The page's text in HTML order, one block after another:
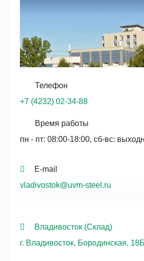
Телефон
+7 (4232) 02-34-88
Время работы
пн - пт: 08:00-18:00, сб-вс:
E-mail
vladivostok@uvm-steel.ru
Владивосток (Склад)
г. Владивосток, Бородинская, 18Б